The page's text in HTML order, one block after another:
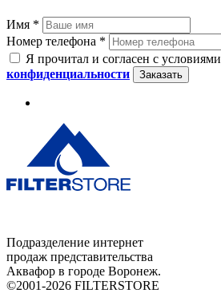
Имя *
Номер телефона *
Я прочитал и согласен с условиями
конфиденциальности
Заказать
Подразделение интернет
продаж представительства
Аквафор в городе Воронеж.
©2001-2026 FILTERSTORE